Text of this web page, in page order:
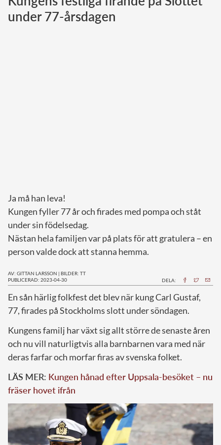
Norska kungahuset
under 77-årsdagen
Ja må han leva!
Kungen fyller 77 år och firades med pompa och ståt
under sin födelsedag.
Nästan hela familjen var på plats för att gratulera – en
person valde dock att stanna hemma.
AV: GITTAN LARSSON | BILDER: TT
PUBLICERAD: 2023-04-30
DELA:
En sån härlig folkfest det blev när kung Carl Gustaf,
77, firades på Stockholms slott under söndagen.
Kungens familj har växt sig allt större de senaste åren
och nu vill naturligtvis alla barnbarnen vara med när
deras farfar och morfar firas av svenska folket.
LÄS MER: Kungen hånad efter Uppsala-besöket – nu
fräser hovet ifrån